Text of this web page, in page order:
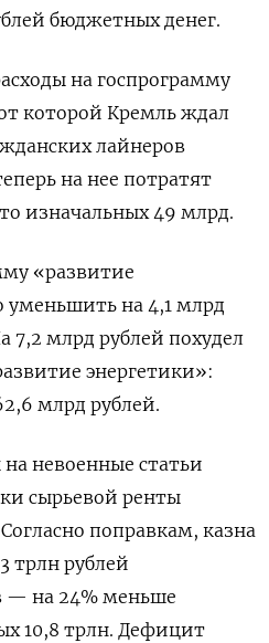
бюджетных денег.
на госпрограмму
которой Кремль ждал
лайнеров
на нее потратят
изначальных 49 млрд.
«развитие
уменьшить на 4,1 млрд
7,2 млрд рублей похудел
энергетики»:
млрд рублей.
невоенные статьи
сырьевой ренты
поправкам, казна
трлн рублей
— на 24% меньше
10,8 трлн. Дефицит